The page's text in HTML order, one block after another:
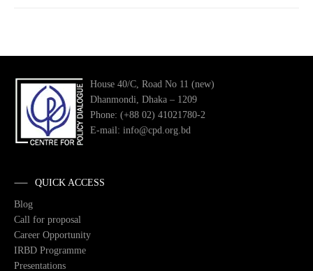
House 40/C, Road No 11 (new)
Dhanmondi, Dhaka – 1209
Phone: (+88 02) 41021780-2
E-mail: info@cpd.org.bd
QUICK ACCESS
Blog
Call for proposal
Career Opportunity
IRBD Programme
Presentations